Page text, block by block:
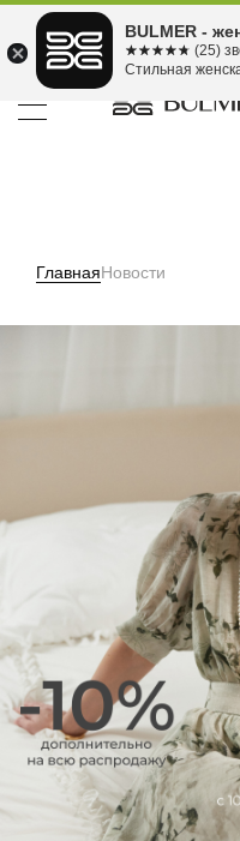
Подели оплату на 4
платежа ⓘ
ГлавнаяНовости
BULMER -
☆☆☆☆☆
★★★★★ (25)
Стильная